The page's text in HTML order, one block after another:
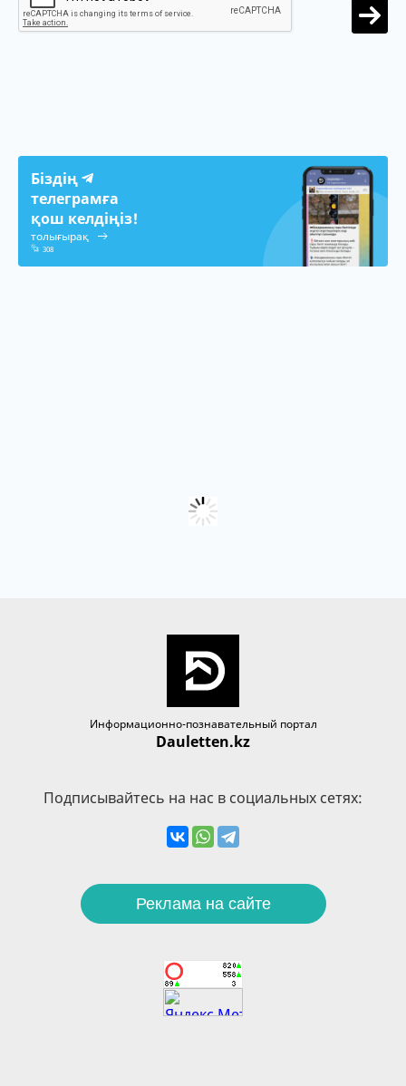
Біздің
телеграмға
қош келдіңіз!
толығырақ
308
Информационно-познавательный портал
Dauletten.kz
Подписывайтесь на нас в социальных сетях:
Реклама на сайте